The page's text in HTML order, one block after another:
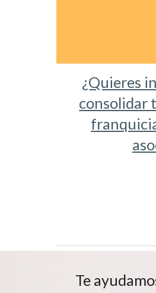
¿Quieres
consolidar
Te